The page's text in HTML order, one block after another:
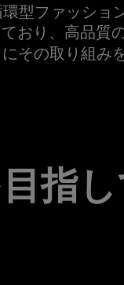
型ファッシ
おり、高品質
その取り組み
指